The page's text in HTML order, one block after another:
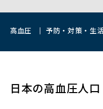
高血圧 予防・対策・生
日本の高血圧人口